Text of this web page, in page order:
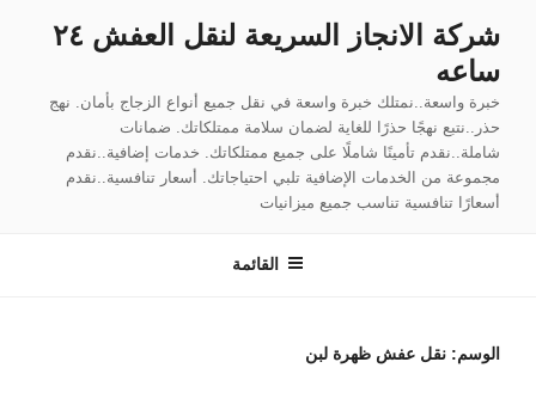
المحتوى
شركة الانجاز السريعة لنقل العفش ٢٤
ساعه
خبرة واسعة..نمتلك خبرة واسعة في نقل جميع أنواع الزجاج بأمان. نهج
حذر..نتبع نهجًا حذرًا للغاية لضمان سلامة ممتلكاتك. ضمانات
شاملة..نقدم تأمينًا شاملًا على جميع ممتلكاتك. خدمات إضافية..نقدم
مجموعة من الخدمات الإضافية تلبي احتياجاتك. أسعار تنافسية..نقدم
أسعارًا تنافسية تناسب جميع ميزانيات
القائمة
الوسم: نقل عفش ظهرة لبن